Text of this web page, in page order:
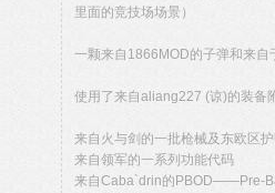
里面的竞技场场景）
一颗来自1866MOD的子弹和来自
使用了来自aliang227 (谅)的装备
来自火与剑的一批枪械及东欧区护
来自领军的一系列功能代码
来自Caba`drin的PBOD——Pre-